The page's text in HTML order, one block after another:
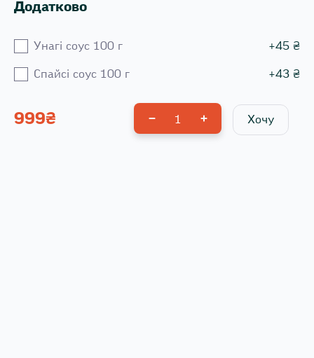
Додатково
Унагі соус 100 г +45 ₴
Спайсі соус 100 г +43 ₴
999₴ 1 Хочу